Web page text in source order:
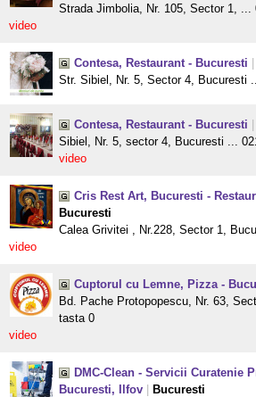
Strada Jimbolia, Nr. 105, Sector 1, ...
video
Contesa, Restaurant - Bucuresti
Str. Sibiel, Nr. 5, Sector 4, Bucuresti
Contesa, Restaurant - Bucuresti
Sibiel, Nr. 5, sector 4, Bucuresti ...
video
Cris Rest Art, Bucuresti -
Bucuresti
Calea Grivitei , Nr.228, Sector 1,
video
Cuptorul cu Lemne, Pizza -
Bd. Pache Protopopescu, Nr. 63,
tasta 0
video
DMC-Clean - Servicii Curatenie
Bucuresti, Ilfov
Bucuresti